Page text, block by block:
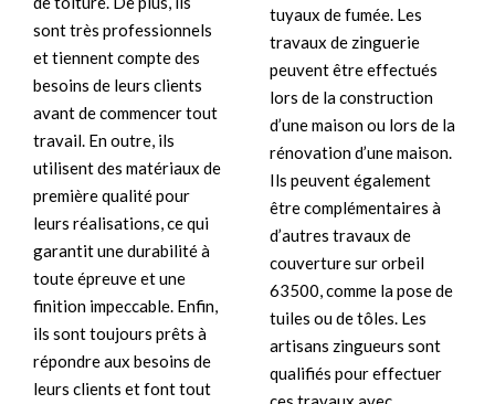
sont très professionnels
et tiennent compte des
besoins de leurs clients
avant de commencer tout
travail. En outre, ils
utilisent des matériaux de
première qualité pour
leurs réalisations, ce qui
garantit une durabilité à
toute épreuve et une
finition impeccable. Enfin,
ils sont toujours prêts à
répondre aux besoins de
leurs clients et font tout
tuyaux de fumée. Les
travaux de zinguerie
peuvent être effectués
lors de la construction
d’une maison ou lors de la
rénovation d’une maison.
Ils peuvent également
être complémentaires à
d’autres travaux de
couverture sur orbeil
63500, comme la pose de
tuiles ou de tôles. Les
artisans zingueurs sont
qualifiés pour effectuer